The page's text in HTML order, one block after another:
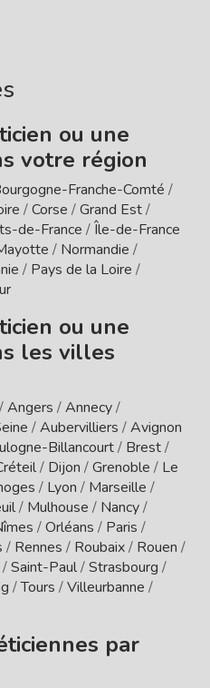
ou une
votre région
Franche-Comté /
/Corse /Grand Est/
de-France /Île-de-France
/ Normandie /
/ Pays de la Loire /
ou une
les villes
/Angers /Annecy/
/Aubervilliers /Avignon
Billancourt/ Brest/
/ Dijon /Grenoble / Le
/ Lyon / Marseille /
/ Mulhouse / Nancy/
/Orléans / Paris /
/ Rennes / Roubaix/ Rouen /
/Saint-Paul/Strasbourg /
/Tours /Villeurbanne /
par